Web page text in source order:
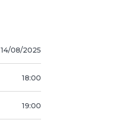
14/08/2025
18:00
19:00